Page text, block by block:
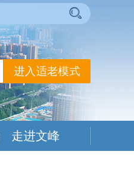
进入适老模式
走进文峰